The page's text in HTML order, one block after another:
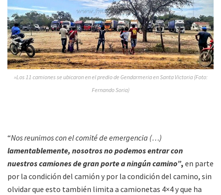
»Los 11 camiones se ubicaron en el predio de Gendarmeria en Santa Victoria (Foto:
Fernando Soria)
“Nos reunimos con el comité de emergencia (…)
lamentablemente, nosotros no podemos entrar con
nuestros camiones de gran porte a ningún camino”, en parte
por la condición del camión y por la condición del camino, sin
olvidar que esto también limita a camionetas 4×4 y que ha